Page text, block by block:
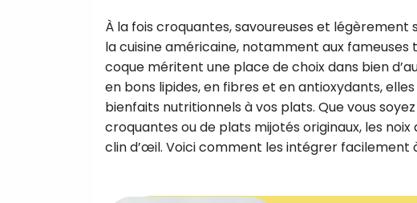
À la fois croquantes, savoureuses et légèrement
la cuisine américaine, notamment aux
coque méritent une place de choix dans bien
en bons lipides, en fibres et en antioxydants,
bienfaits nutritionnels à vos plats. Que vous
croquantes ou de plats mijotés originaux, les
clin d’œil. Voici comment les intégrer facilement